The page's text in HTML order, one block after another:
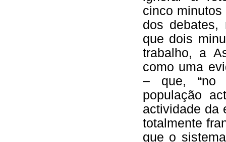
cinco
dos debates,
que dois
trabalho, a
como uma
– que, “no
população
actividade da
totalmente
que o